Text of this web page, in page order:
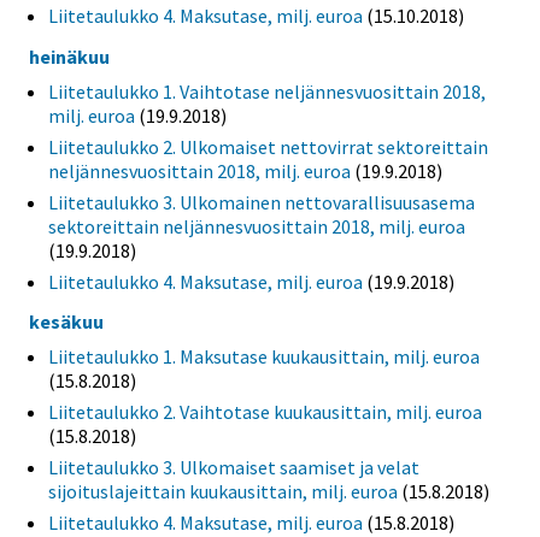
Liitetaulukko 4. Maksutase, milj. euroa (15.10.2018)
heinäkuu
Liitetaulukko 1. Vaihtotase neljännesvuosittain 2018,
milj. euroa (19.9.2018)
Liitetaulukko 2. Ulkomaiset nettovirrat sektoreittain
neljännesvuosittain 2018, milj. euroa (19.9.2018)
Liitetaulukko 3. Ulkomainen nettovarallisuusasema
sektoreittain neljännesvuosittain 2018, milj. euroa
(19.9.2018)
Liitetaulukko 4. Maksutase, milj. euroa (19.9.2018)
kesäkuu
Liitetaulukko 1. Maksutase kuukausittain, milj. euroa
(15.8.2018)
Liitetaulukko 2. Vaihtotase kuukausittain, milj. euroa
(15.8.2018)
Liitetaulukko 3. Ulkomaiset saamiset ja velat
sijoituslajeittain kuukausittain, milj. euroa (15.8.2018)
Liitetaulukko 4. Maksutase, milj. euroa (15.8.2018)